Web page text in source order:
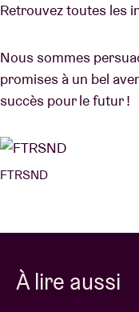
Retrouvez toutes les
Nous sommes
promises à un bel
succès pour le futur !
FTRSND
À lire aussi